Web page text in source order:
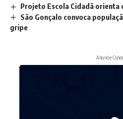
Projeto Escola Cidadã orienta
São Gonçalo convoca
gripe
Anuncie